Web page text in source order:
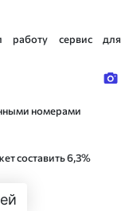
работу сервис для
номерами
составить 6,3%